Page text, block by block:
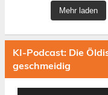
Mehr laden
KI-Podcast: Die
geschmeidig